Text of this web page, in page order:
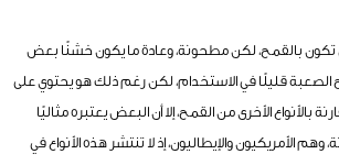
تكون بالقمح، لكن مطحونة، وعادة ما يكون خشنًا بعض
الصعبة قليلًا في الاستخدام، لكن رغم ذلك هو يحتوي على
بالأنواع الأخرى من القمح، إلا أن البعض يعتبره مثاليًا
الأمريكيون والإيطاليون، إذ لا تنتشر هذه الأنواع في